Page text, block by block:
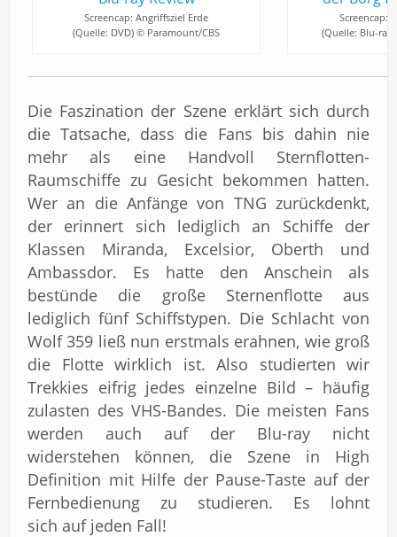
Screencap: Angriffsziel Erde
(Quelle: DVD) © Paramount/CBS
Screencap:
(Quelle: Blu-
Die Faszination der Szene erklärt sich durch
die Tatsache, dass die Fans bis dahin nie
mehr als eine Handvoll Sternflotten-
Raumschiffe zu Gesicht bekommen hatten.
Wer an die Anfänge von TNG zurückdenkt,
der erinnert sich lediglich an Schiffe der
Klassen Miranda, Excelsior, Oberth und
Ambassdor. Es hatte den Anschein als
bestünde die große Sternenflotte aus
lediglich fünf Schiffstypen. Die Schlacht von
Wolf 359 ließ nun erstmals erahnen, wie groß
die Flotte wirklich ist. Also studierten wir
Trekkies eifrig jedes einzelne Bild – häufig
zulasten des VHS-Bandes. Die meisten Fans
werden auch auf der Blu-ray nicht
widerstehen können, die Szene in High
Definition mit Hilfe der Pause-Taste auf der
Fernbedienung zu studieren. Es lohnt
sich auf jeden Fall!